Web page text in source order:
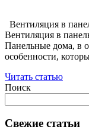
Вентиляция в
Вентиляция в
Панельные дома, в
особенности,
Читать статью
Поиск
Свежие статьи